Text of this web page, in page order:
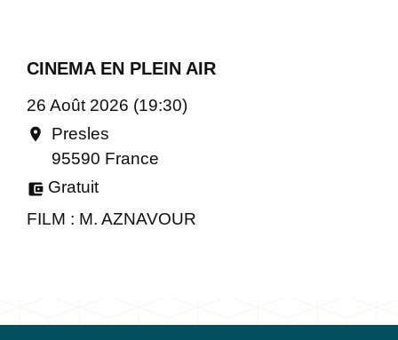
CINEMA EN PLEIN AIR
26 Août 2026 (19:30)
location_on
Presles
95590 France
account_balance_wallet Gratuit
FILM : M. AZNAVOUR